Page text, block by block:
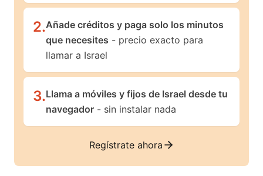
2.Añade créditos y paga solo los minutos
que necesites - precio exacto para
llamar a Israel
3.Llama a móviles y fijos de Israel desde tu
navegador - sin instalar nada
Regístrate ahora